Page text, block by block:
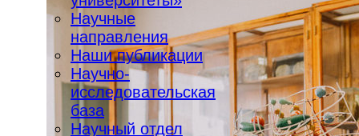
Научные
направления
Наши публикации
Научно-
исследовательская
база
Научный отдел